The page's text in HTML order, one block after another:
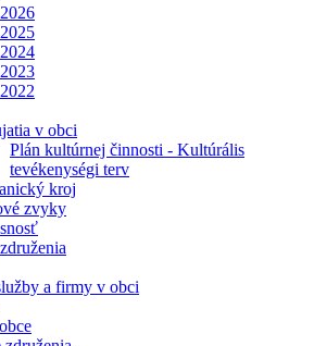
v obci
Plán kultúrnej činnosti - Kultúrális
tevékenységi terv
kroj
zvyky
a firmy v obci